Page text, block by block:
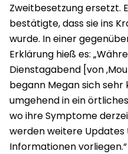
Zweitbesetzung ersetzt.
bestätigte, dass sie ins
wurde. In einer
Erklärung hieß es:
Dienstagabend [von
begann Megan sich sehr
umgehend in ein
wo ihre Symptome
werden weitere Updates
Informationen vorliegen.“